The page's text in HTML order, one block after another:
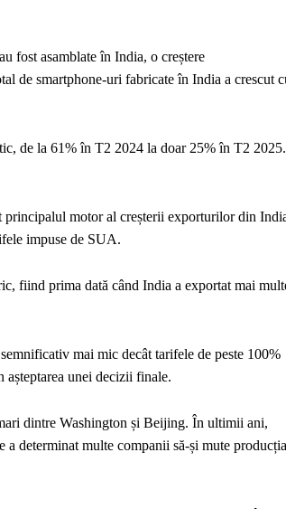
fost asamblate în India, o creștere
de smartphone-uri fabricate în India a crescut
de la 61% în T2 2024 la doar 25% în T2 2025.
principalul motor al creșterii exporturilor din
impuse de SUA.
fiind prima dată când India a exportat mai
mai mic decât tarifele de peste 100%
așteptarea unei decizii finale.
dintre Washington și Beijing. În ultimii ani,
determinat multe companii să-și mute producția